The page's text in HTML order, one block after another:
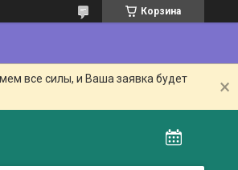
Корзина
все силы, и Ваша заявка будет